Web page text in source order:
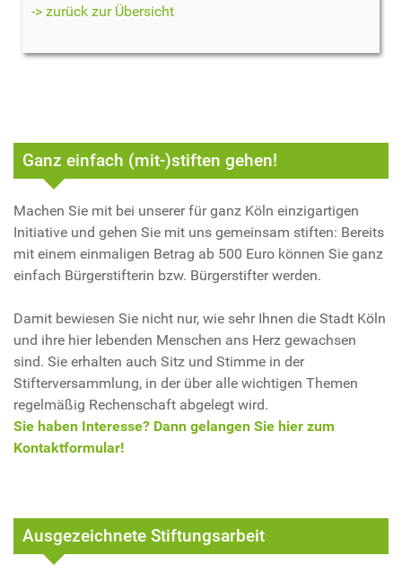
-> zurück zur Übersicht
Ganz einfach (mit-)stiften gehen!
Machen Sie mit bei unserer für ganz Köln einzigartigen
Initiative und gehen Sie mit uns gemeinsam stiften: Bereits
mit einem einmaligen Betrag ab 500 Euro können Sie ganz
einfach Bürgerstifterin bzw. Bürgerstifter werden.
Damit bewiesen Sie nicht nur, wie sehr Ihnen die Stadt Köln
und ihre hier lebenden Menschen ans Herz gewachsen
sind. Sie erhalten auch Sitz und Stimme in der
Stifterversammlung, in der über alle wichtigen Themen
regelmäßig Rechenschaft abgelegt wird.
Sie haben Interesse? Dann gelangen Sie hier zum
Kontaktformular!
Ausgezeichnete Stiftungsarbeit